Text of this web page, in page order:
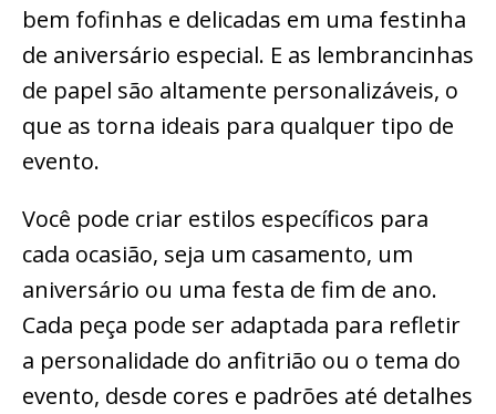
bem fofinhas e delicadas em uma festinha
de aniversário especial. E as lembrancinhas
de papel são altamente personalizáveis, o
que as torna ideais para qualquer tipo de
evento.
Você pode criar estilos específicos para
cada ocasião, seja um casamento, um
aniversário ou uma festa de fim de ano.
Cada peça pode ser adaptada para refletir
a personalidade do anfitrião ou o tema do
evento, desde cores e padrões até detalhes